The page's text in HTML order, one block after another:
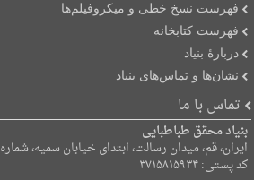
فهرست نسخ خطی و میکروفیلم‌ها
فهرست کتابخانه
دربارۀ بنیاد
نشان‌ها و تماس‌های بنیاد
تماس با ما
بنیاد محقق طباطبایی
ایران، قم، میدان رسالت، ابتدای خیابان سمیه، شماره ۱۵.
کد پستی: ۳۷۱۵۸۱۵۹۳۴